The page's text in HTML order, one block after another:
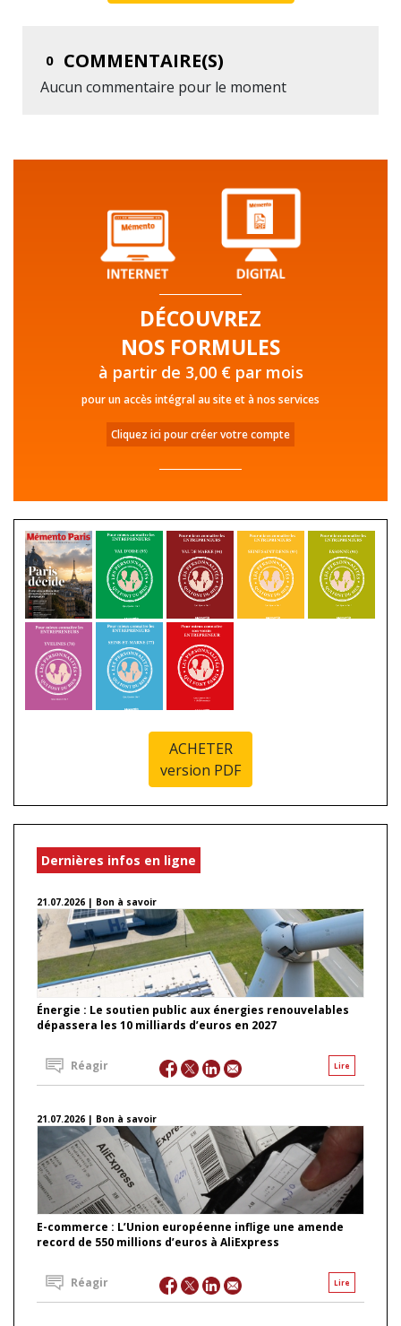
0 COMMENTAIRE(S)
Aucun commentaire pour le moment
DÉCOUVREZ
NOS FORMULES
à partir de 3,00 € par mois
pour un accès intégral au site et à nos services
Cliquez ici pour créer votre compte
ACHETER
version PDF
Dernières infos en ligne
21.07.2026 | Bon à savoir
Énergie : Le soutien public aux énergies renouvelables
dépassera les 10 milliards d’euros en 2027
Lire
Réagir
21.07.2026 | Bon à savoir
E-commerce : L’Union européenne inflige une amende
record de 550 millions d’euros à AliExpress
Lire
Réagir